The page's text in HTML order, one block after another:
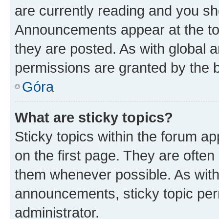
are currently reading and you
Announcements appear at the
they are posted. As with global
permissions are granted by the
Góra
What are sticky topics?
Sticky topics within the forum
on the first page. They are
them whenever possible. As
announcements, sticky topic
administrator.